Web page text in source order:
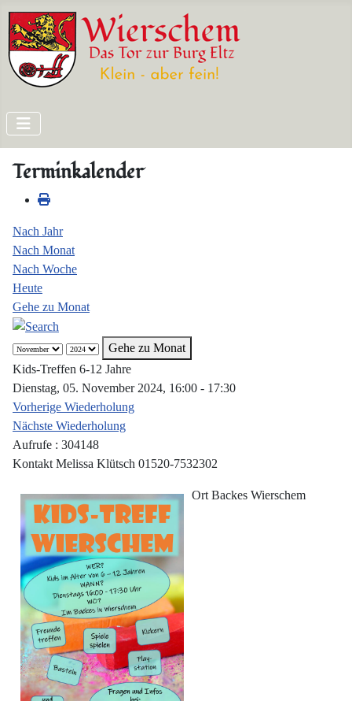
Terminkalender
Nach Jahr
Nach Monat
Nach Woche
Heute
Gehe zu Monat
Gehe zu Monat
Kids-Treffen 6-12 Jahre
Dienstag, 05. November 2024, 16:00 - 17:30
Vorherige Wiederholung
Nächste Wiederholung
Aufrufe : 304148
Kontakt Melissa Klütsch 01520-7532302
Ort Backes Wierschem